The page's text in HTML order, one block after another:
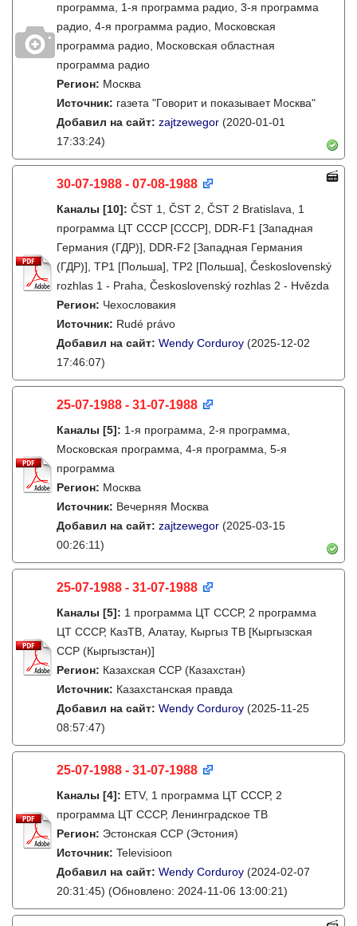
программа, 1-я программа радио, 3-я программа
радио, 4-я программа радио, Московская
программа радио, Московская областная
программа радио
Регион: Москва
Источник: газета "Говорит и показывает Москва"
Добавил на сайт: zajtzewegor (2020-01-01
17:33:24)
30-07-1988 - 07-08-1988
Каналы [10]: ČST 1, ČST 2, ČST 2 Bratislava, 1
программа ЦТ СССР [СССР], DDR-F1 [Западная
Германия (ГДР)], DDR-F2 [Западная Германия
(ГДР)], TP1 [Польша], TP2 [Польша], Československý
rozhlas 1 - Praha, Československý rozhlas 2 - Hvězda
Регион: Чехословакия
Источник: Rudé právo
Добавил на сайт: Wendy Corduroy (2025-12-02
17:46:07)
25-07-1988 - 31-07-1988
Каналы [5]: 1-я программа, 2-я программа,
Московская программа, 4-я программа, 5-я
программа
Регион: Москва
Источник: Вечерняя Москва
Добавил на сайт: zajtzewegor (2025-03-15
00:26:11)
25-07-1988 - 31-07-1988
Каналы [5]: 1 программа ЦТ СССР, 2 программа
ЦТ СССР, КазТВ, Алатау, Кыргыз ТВ [Кыргызская
ССР (Кыргызстан)]
Регион: Казахская ССР (Казахстан)
Источник: Казахстанская правда
Добавил на сайт: Wendy Corduroy (2025-11-25
08:57:47)
25-07-1988 - 31-07-1988
Каналы [4]: ETV, 1 программа ЦТ СССР, 2
программа ЦТ СССР, Ленинградское ТВ
Регион: Эстонская ССР (Эстония)
Источник: Televisioon
Добавил на сайт: Wendy Corduroy (2024-02-07
20:31:45) (Обновлено: 2024-11-06 13:00:21)